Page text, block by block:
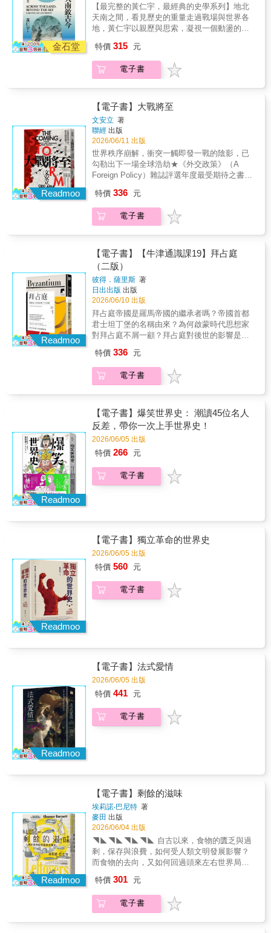
時，醫學自然會發展；這本書寫得通俗易懂
&hellip;&hellip;通常專家的寫作方式會較為艱
澀，但本書的解說方式適合一般大眾輕鬆閱
讀，因此對國、高中生來說，也相當理想。」
懷抱中離世。 & &mdash;&mdash;人類的每一
次大躍進，都發生在我們對自己有了新認識的
時候
分工愈來愈細，甚至出現大量無意義的工作。
為什麼有人的職業是遛狗？創意總監究竟在監
督什麼？學校裡的行政人員人數怎麼會超越教
天是否為了滿足社會的期待與共識，才為忙碌
科技日新月異，重複性高且內容單純的工作被
機器取代，也是大勢所趨。只不過，我們往往
以為與機器人競爭是現代人獨有的挑戰，從未
想過類似的挑戰與焦慮其實存在已久。本書結
合人類學、考古學、生物學、物理學和經濟學
等多學科的觀點，從人類誕生一路談到AI時
代，解讀不同時代驅使人類工作的動力。本書
也點出，我們今天之所以把工作看得比狩獵採
集祖先還要重要，就在於我們的工作模式與工
作觀，隨著文明變革發生了多次改變。然而，
如果我們曾經不為工作而活，那麼如今的我們
究竟是為了自己而工作，還是甘願被工作綁
架。
明，要如何能夠成功延續下去？未來會發生什
麼危機，其實沒有人知道。歷史反覆證明，人
類對未來的預測幾乎總是錯的，因此真正能延
是建立一個能夠持續學習、自由試驗、不斷修
正自己的社會。這正是本書對今日世界最重要
的提醒。當反全球化、民族主義、身分政治與
以繁榮的大門。每一個文明都同時擁有雅典與
斯巴達的基因：要保持開放、保有創新，還是
為了既有的一切而將世界拒之門外，選擇權掌
握在我們每個人手中。本書特色本書是一本以
「文明的繁榮來自開放」為主軸、兼具歷史敘
事與現實警示的作品，用相對輕快的方式整理
大量歷史材料，好讀且有啟發，不僅是歷史著
作，也是反思當下的重要讀物。
——當戰爭、遷徙、制度與世界秩序不斷打破
既有經驗，人們該如何重新理解歷史？黃仁宇
以個人經歷為起點，延伸出對中國近現代轉型
的宏觀觀察。他指出，內戰與社會動盪的深層
應世界潮流、重組社會結構所付出的巨大代
價；過去依賴意識形態書寫的歷史，也勢必面
臨重新檢驗與修訂。本書以隨筆式思考穿針引
線，是一部可隨手翻閱、亦值得反覆回味的作
品，讓我們看見：歷史不只存在於檔案與理論
之中，也存在於親歷者的眼睛、行走的路途，
以及不斷思索的腦海裡。▍【聯經出版．黃仁
宇文集】出版計畫集結黃仁宇思想全貌，重現
大歷史視野黃仁宇（1918–2000）是二十世紀
最具影響力的華人歷史學家之一。他以「大歷
史觀」著稱，擅長從宏觀視野審視中國與世界
的歷史結構，並以嚴謹的學術研究、深刻的文
化觀察和動人的文學筆法，為世人留下豐厚的
思想遺產聯經出版特別規劃完整的【黃仁宇文
集】，將其分散於各出版社的著作重新彙整，
明代研究專著：嚴謹考證，深掘制度與社會運
作。 歷史類散文：知性與感性的交織，展現
文化洞察。 戰爭與近現代中國：親歷時代動
盪，書寫生命史詩。 小說與文學創作：以文
學筆法重現歷史氛圍與情感。這是一部完整的
思想工程，引領讀者全面認識黃仁宇的思想脈
絡，也讓經典再度回到當代視野，持續發揮影
響力。透過【黃仁宇文集】，我們將再次看見
——歷史不是片段，而是千萬重的關聯。
▍【聯經出版．黃仁宇文集】《萬曆十五年：
財政與稅收》《明代的漕運，1368-1644》《中
國大歷史》《資本主義與廿一世紀》《從大歷
史的角度讀蔣介石日記》《放寬歷史的視界》
《關係千萬重》《大歷史不會萎縮》《黃仁宇
的大歷史觀》《緬北之戰》《長沙白茉莉》
《汴京殘夢》《黃河青山：黃仁宇回憶錄》
金石堂
【最完整的黃仁宇，最經典的史學系列】地北
天南之間，看見歷史的重量走過戰場與世界各
地，黃仁宇以親歷與思索，凝視一個動盪的世
世紀完成的二十七篇文字，最早成稿於二戰期
間，最晚近於書成之時。篇章或源於戰地親
歷，或出自異地遊歷，也有對歷史人物、思想
史的側影。全書可歸納為「緬甸戰場的聞
見」、「五十年來的撫今追昔」、「各種思想
體系及其實用」、「歐遊觀感」與「古今人
物」五類主題。分類只是引路，真正貫穿全書
的，是作者對歷史尺度失效與重建的深刻警覺
——當戰爭、遷徙、制度與世界秩序不斷打破
既有經驗，人們該如何重新理解歷史？黃仁宇
以個人經歷為起點，延伸出對中國近現代轉型
的宏觀觀察。他指出，內戰與社會動盪的深層
應世界潮流、重組社會結構所付出的巨大代
價；過去依賴意識形態書寫的歷史，也勢必面
臨重新檢驗與修訂。本書以隨筆式思考穿針引
線，是一部可隨手翻閱、亦值得反覆回味的作
品，讓我們看見：歷史不只存在於檔案與理論
之中，也存在於親歷者的眼睛、行走的路途，
以及不斷思索的腦海裡。▍【聯經出版．黃仁
宇文集】出版計畫集結黃仁宇思想全貌，重現
大歷史視野黃仁宇（1918–2000）是二十世紀
最具影響力的華人歷史學家之一。他以「大歷
史觀」著稱，擅長從宏觀視野審視中國與世界
的歷史結構，並以嚴謹的學術研究、深刻的文
思想遺產聯經出版特別規劃完整的【黃仁宇文
集】，將其分散於各出版社的著作重新彙整，
陸續改版推出，分為五大系列： 大歷史觀與
作。 歷史類散文：知性與感性的交織，展現
文化洞察。 戰爭與近現代中國：親歷時代動
盪，書寫生命史詩。 小說與文學創作：以文
學筆法重現歷史氛圍與情感。這是一部完整的
思想工程，引領讀者全面認識黃仁宇的思想脈
絡，也讓經典再度回到當代視野，持續發揮影
響力。透過【黃仁宇文集】，我們將再次看見
——歷史不是片段，而是千萬重的關聯。
財政與稅收》《明代的漕運，1368-1644》《中
史的角度讀蔣介石日記》《放寬歷史的視界》
《赫遜河畔談中國歷史》《地北天南敘古今》
《關係千萬重》《大歷史不會萎縮》《黃仁宇
《汴京殘夢》《黃河青山：黃仁宇回憶錄》
特價 315 元
電子書
Readmoo
【電子書】大戰將至
文安立 著
聯經 出版
2026/06/11 出版
世界秩序崩解，衝突一觸即發一戰的陰影，已
勾勒出下一場全球浩劫★《外交政策》（A
Foreign Policy）雜誌評選年度最受期待之書當
關鍵抉擇：任由歷史重演，或把握最後轉機？
唯有以史為鑑，才能在失控前，阻止全面崩潰
——專文導讀——吳玉山（中央研究院政治學
（聯合報新聞部副總編輯）在冷戰結束後的數
十年間，人類習慣了由少數強權主導的國際秩
序。然而，當大國在核武、人工智慧、太空與
貿易戰場全面競逐，世界正迅速變得脆弱而危
險。全球史專家文安立警告：一場規模與破壞
力前所未見的大國戰爭，已不再是遙遠的假
設。《大戰將至》以十九世紀末、二十世紀初
的歷史為鏡，揭示當年民族主義高漲、全球化
失靈、恐懼與仇恨蔓延，如何一步步將世界推
向第一次世界大戰的深淵。文安立指出，當下
性。本書犀利挑戰傳統外交思維，提出全新的
妥協邏輯、核威懾觀念與外交語言，提醒我
們：唯有正視歷史的警訊，避免沙文主義、恐
場大國浩劫的降臨。這不只是一本國際政治的
警世之書，更是一份寫給二十一世紀的緊急歷
史備忘錄。
特價 336 元
電子書
Readmoo
【電子書】【牛津通識課19】拜占庭
（二版）
彼得．薩里斯 著
日出出版 出版
2026/06/10 出版
拜占庭帝國是羅馬帝國的繼承者嗎？帝國首都
君士坦丁堡的名稱由來？為何啟蒙時代思想家
對拜占庭不屑一顧？拜占庭對後世的影響是什
用最簡明的方式認識影響人類發展深遠的大帝
國。西元二八四年，軍人出身的戴克里先擊敗
對手即位羅馬皇帝，為了有效管理幅員廣闊的
副帝共同治理。伴隨一系列權力重組的的結果
是，帝國的權力及影響力逐漸由原本以拉丁語
為主的西方行省，轉移到以希臘文為主的東方
行省。西元三二五年，君士坦丁擊敗眾多對手
稱霸羅馬世界，他將古希臘城市拜占庭以自己
的名字命名，並在這個新城市統治這個國家。
有別於過往羅馬君主的多神信仰，君士坦丁公
開支持基督教，並延續東方的神格君主文化：
皇帝而改基督教，到了四世紀末，基督教已變
帝國政權垮台，東羅馬帝國成為唯一繼承者，
並開啟了延續千年的正統帝國統治，直到十五
世紀被鄂圖曼帝國滅亡。歷經古典時代到中世
化或軍事力量的表現，都居歐洲之冠。本書作
者闡述了君士坦丁大帝和他的後繼者在位期
後又為何滅亡。【你是知識控嗎？關於牛津通
識課】用最簡明直白的方式，了解現代人最需
要知道的大問題。牛津通識課（Very Short
Introductions，簡稱VSI）是英國牛津大學出版
社（Oxford University Press）的系列叢書，秉
持「為所有讀者提供一個可讀性強且包羅萬千
的工具書圖書館」的信念，於1995年首次推
出，多年來已出版近700本讀物，內容涉及歷
特價 336 元
電子書
Readmoo
【電子書】爆笑世界史： 潮讀45位名人
反差，帶你一次上手世界史！
2026/06/05 出版
特價 266 元
電子書
Readmoo
【電子書】獨立革命的世界史
2026/06/05 出版
特價 560 元
電子書
Readmoo
【電子書】法式愛情
2026/06/05 出版
特價 441 元
電子書
Readmoo
【電子書】剩餘的滋味
埃莉諾‧巴尼特 著
麥田 出版
2026/06/04 出版
◥◣◥◣◥◣◥◣ 自古以來，食物的匱乏與過
剩，保存與浪費，如何受人類文明發展影響？
而食物的去向，又如何回過頭來左右世界局
食物發明菜餚，醃漬、發酵、煙燻、製醬、曬
乾；也為了處理廚餘發明菜餚，做出血腸、麵
包布丁、牧羊人派等● 十七世紀的英國食譜書
特價 301 元
電子書